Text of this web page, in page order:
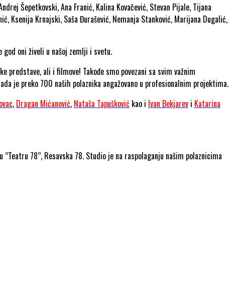
Šepetkovski, Ana Franić, Kalina Kovačević, Stevan Pijale, Tijana
Ksenija Krnajski, Saša Đurašević, Nemanja Stanković, Marijana Dugalić,
oni živeli u našoj zemlji i svetu.
predstave, ali i filmove! Takođe smo povezani sa svim važnim
je preko 700 naših polaznika angažovano u profesionalnim projektima.
, Dragan Mićanović, Nataša Tapušković kao i Ivan Bekjarev i Katarina
78’’, Resavska 78. Studio je na raspolaganju našim polaznicima